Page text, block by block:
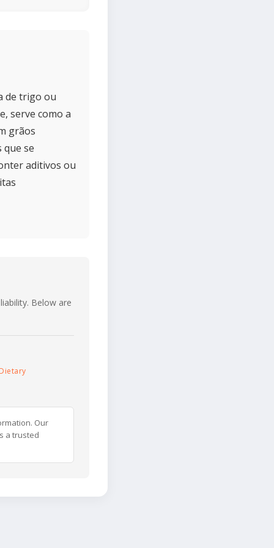
de trigo ou
serve como a
grãos
que se
aditivos ou
Below are
Our
a trusted